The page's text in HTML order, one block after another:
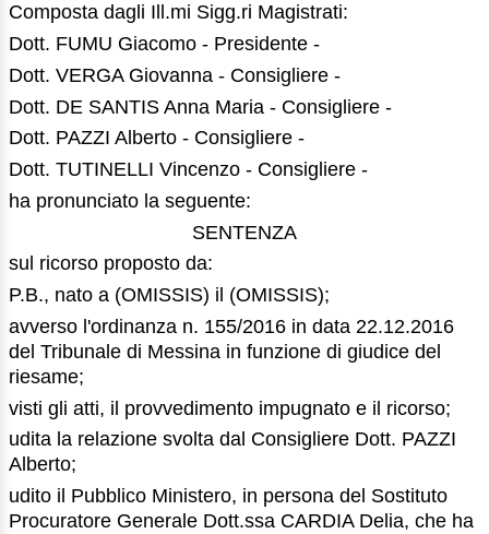
Composta dagli Ill.mi Sigg.ri Magistrati:
Dott. FUMU Giacomo - Presidente -
Dott. VERGA Giovanna - Consigliere -
Dott. DE SANTIS Anna Maria - Consigliere -
Dott. PAZZI Alberto - Consigliere -
Dott. TUTINELLI Vincenzo - Consigliere -
ha pronunciato la seguente:
SENTENZA
sul ricorso proposto da:
P.B., nato a (OMISSIS) il (OMISSIS);
avverso l'ordinanza n. 155/2016 in data 22.12.2016
del Tribunale di Messina in funzione di giudice del
riesame;
visti gli atti, il provvedimento impugnato e il ricorso;
udita la relazione svolta dal Consigliere Dott. PAZZI
Alberto;
udito il Pubblico Ministero, in persona del Sostituto
Procuratore Generale Dott.ssa CARDIA Delia, che ha